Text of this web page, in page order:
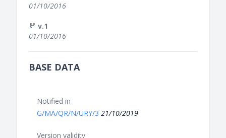
01/10/2016
v.1
01/10/2016
BASE DATA
Notified in
G/MA/QR/N/URY/3 21/10/2019
Version validity